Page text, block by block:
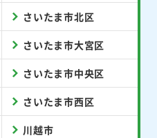
さいたま市北区
さいたま市大宮区
さいたま市中央区
さいたま市西区
川越市